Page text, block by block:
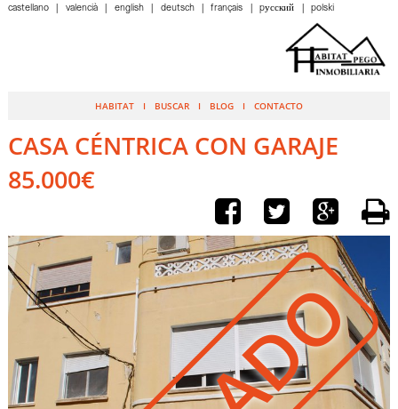
HABITAT BUSCAR BLOG CONTACTO
castellano valencià english deutsch français pусский polski
CASA CÉNTRICA CON GARAJE
85.000€